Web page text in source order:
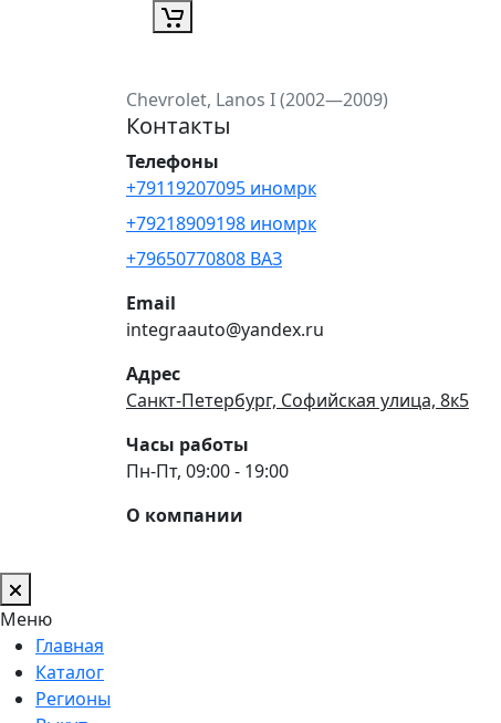
Chevrolet, Lanos I (2002—2009)
Контакты
Телефоны
+79119207095 иномрк
+79218909198 иномрк
+79650770808 ВАЗ
Email
integraauto@yandex.ru
Адрес
Санкт-Петербург, Софийская улица, 8к5
Часы работы
Пн-Пт, 09:00 - 19:00
О компании
Меню
Главная
Каталог
Регионы